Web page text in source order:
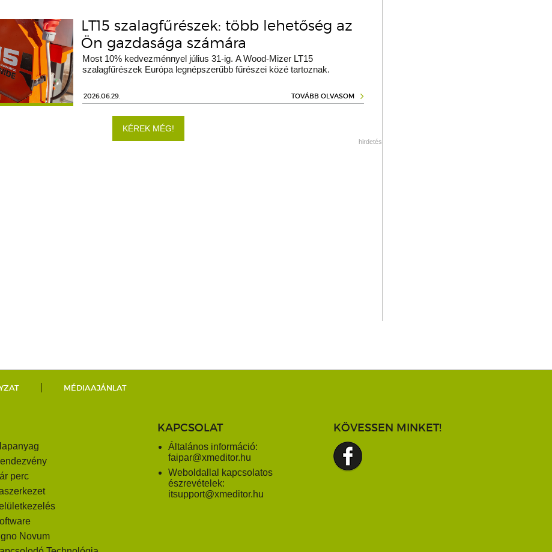
LT15 szalagfűrészek: több lehetőség az
Ön gazdasága számára
Most 10% kedvezménnyel július 31-ig. A Wood-Mizer LT15
szalagfűrészek Európa legnépszerűbb fűrészei közé tartoznak.
2026.06.29. TOVÁBB OLVASOM
KÉREK MÉG!
hirdetés
MÉDIAAJÁNLAT
perc
Novum
KAPCSOLAT
Általános információ:
faipar@xmeditor.hu
Weboldallal kapcsolatos
észrevételek:
itsupport@xmeditor.hu
KÖVESSEN MINKET!